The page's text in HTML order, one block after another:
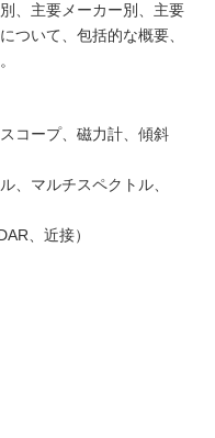
、主要メーカー別、主要
ついて、包括的な概要、
コープ、磁力計、傾斜
、マルチスペクトル、
、近接）